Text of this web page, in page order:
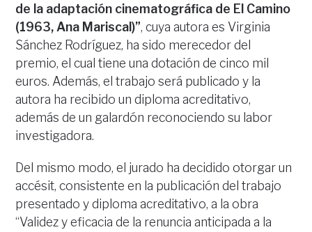
de la adaptación cinematográfica de El Camino
(1963, Ana Mariscal)”, cuya autora es Virginia
Sánchez Rodríguez, ha sido merecedor del
premio, el cual tiene una dotación de cinco mil
euros. Además, el trabajo será publicado y la
autora ha recibido un diploma acreditativo,
además de un galardón reconociendo su labor
investigadora.
Del mismo modo, el jurado ha decidido otorgar un
accésit, consistente en la publicación del trabajo
presentado y diploma acreditativo, a la obra
“Validez y eficacia de la renuncia anticipada a la